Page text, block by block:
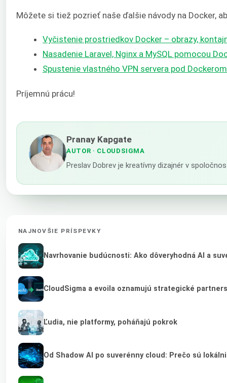
Môžete si tiež pozrieť naše ďalšie návody na Docker,
Vyčistenie prostriedkov Docker – obrazy,
Nasadenie Laravel, Nginx a MySQL pomocou
Spustenie vlastného VPN servera pod
Príjemnú prácu!
Pranay Kapgate
AUTOR · CLOUDSIGMA
Preslav Dobrev je kreatívny dizajnér v
NAJNOVŠIE PRÍSPEVKY
Navrhovanie budúcnosti: Ako dôveryhodná AI a
CloudSigma a evoila oznamujú strategické
Ľudia, nie platformy, poháňajú pokrok
Od Shadow AI po suverénny cloud: Prečo sú